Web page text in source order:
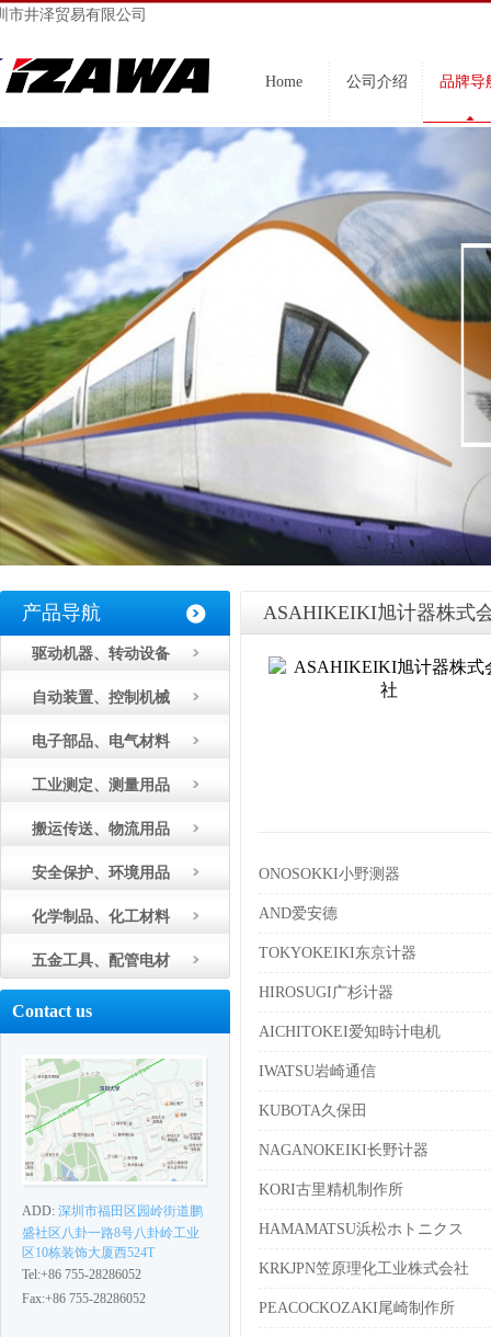
市井泽贸易有限公司
Home 公司介绍 品牌导
产品导航
驱动机器、转动设备
自动装置、控制机械
电子部品、电气材料
工业测定、测量用品
搬运传送、物流用品
安全保护、环境用品
化学制品、化工材料
五金工具、配管电材
Contact us
ADD: 深圳市福田区园岭街道鹏
盛社区八卦一路8号八卦岭工业
区10栋装饰大厦西524T
Tel:+86 755-28286052
Fax:+86 755-28286052
ASAHIKEIKI旭计器株式
ONOSOKKI小野测器
AND爱安德
TOKYOKEIKI东京计器
HIROSUGI广杉计器
AICHITOKEI爱知時计电机
IWATSU岩崎通信
KUBOTA久保田
NAGANOKEIKI长野计器
KORI古里精机制作所
HAMAMATSU浜松ホトニクス
KRKJPN笠原理化工业株式会社
PEACOCKOZAKI尾崎制作所